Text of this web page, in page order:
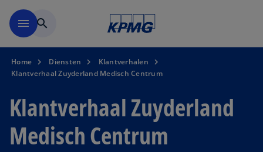
menu search
Home Diensten
Klantverhalen
Klantverhaal Zuyderland Medisch Centrum
Klantverhaal Zuyderland
Medisch Centrum